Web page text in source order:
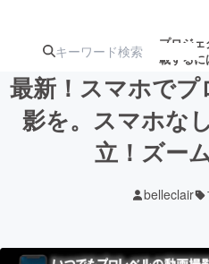
プロジ
載するに
注目のリ
注目の新着プ
最新！スマホで
影を。スマホな
立！ズー
belleclair